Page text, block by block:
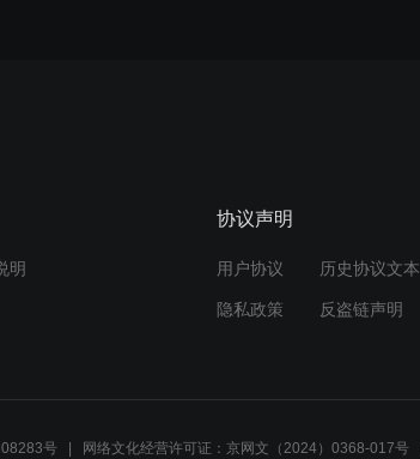
明
协议声明
用户协议 历史协议文本
隐私政策 反盗链声明
号 网络文化经营许可证：京网文（2024）0368-017号